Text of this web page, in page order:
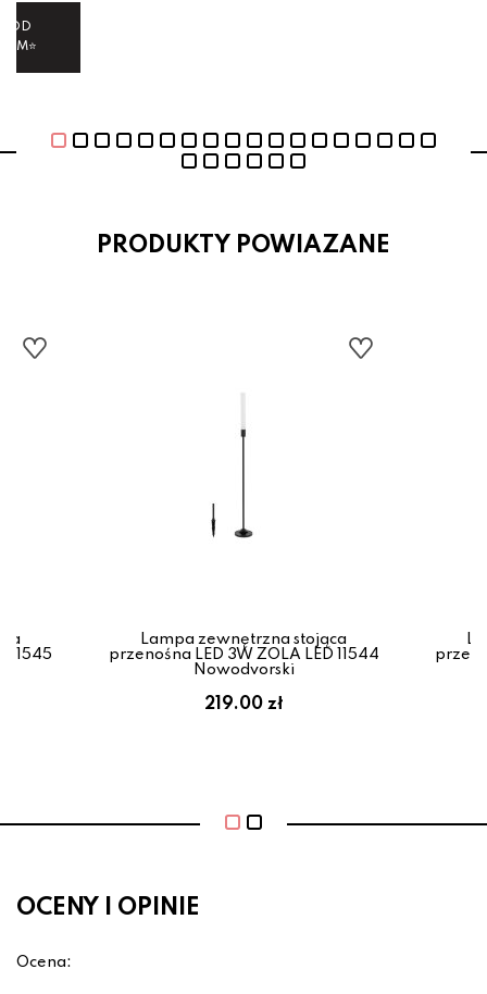
PRODUKTY POWIAZANE
11545
Lampa zewnętrzna stojąca
przenośna LED 3W ZOLA LED 11544
Nowodvorski
219.00 zł
OCENY I OPINIE
Ocena: